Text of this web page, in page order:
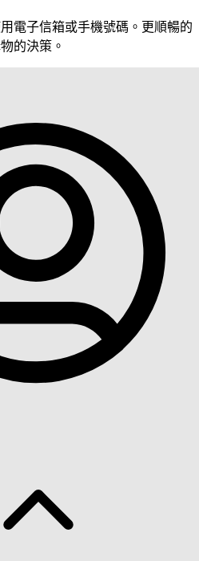
電子信箱或手機號碼。更順暢的
的決策。